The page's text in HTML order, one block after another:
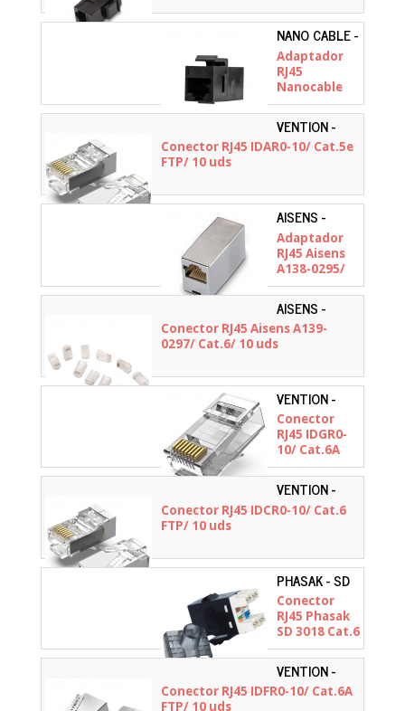
NANO CABLE -
10.21.0501
Adaptador
RJ45
Nanocable
10.21.0501/
Cat.6
VENTION -
IDAR0-10
Conector RJ45 IDAR0-10/ Cat.5e
FTP/ 10 uds
AISENS -
A138-0295
Adaptador
RJ45 Aisens
A138-0295/
Cat.5e STP
AISENS -
A139-0297
Conector RJ45 Aisens A139-
0297/ Cat.6/ 10 uds
VENTION -
IDGR0-10
Conector
RJ45 IDGR0-
10/ Cat.6A
UTP/ 10 uds
VENTION -
IDCR0-10
Conector RJ45 IDCR0-10/ Cat.6
FTP/ 10 uds
PHASAK - SD
3018
Conector
RJ45 Phasak
SD 3018 Cat.6
UTP/ Negro
VENTION -
IDFR0-10
Conector RJ45 IDFR0-10/ Cat.6A
FTP/ 10 uds